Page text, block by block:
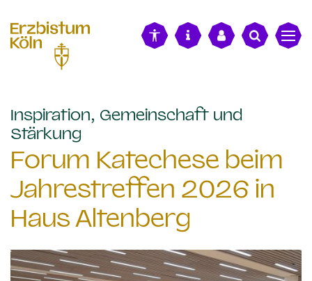
Inspiration, Gemeinschaft und
Stärkung
Forum Katechese beim
Jahrestreffen 2026 in
Haus Altenberg